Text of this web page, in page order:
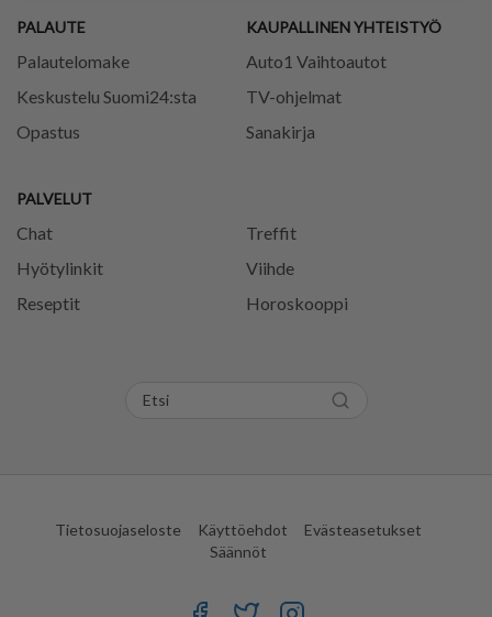
PALAUTE
Palautelomake
Keskustelu Suomi24:sta
Opastus
PALVELUT
Chat
Treffit
Hyötylinkit
Viihde
Reseptit
Horoskooppi
KAUPALLINEN YHTEISTYÖ
Auto1 Vaihtoautot
TV-ohjelmat
Sanakirja
Tietosuojaseloste Käyttöehdot
Evästeasetukset
Säännöt